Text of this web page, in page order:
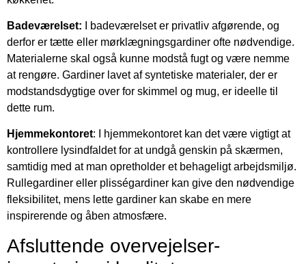
Badeværelset: I badeværelset er privatliv afgørende, og
derfor er tætte eller mørklægningsgardiner ofte nødvendige.
Materialerne skal også kunne modstå fugt og være nemme
at rengøre. Gardiner lavet af syntetiske materialer, der er
modstandsdygtige over for skimmel og mug, er ideelle til
dette rum.
Hjemmekontoret: I hjemmekontoret kan det være vigtigt at
kontrollere lysindfaldet for at undgå genskin på skærmen,
samtidig med at man opretholder et behageligt arbejdsmiljø.
Rullegardiner eller plisségardiner kan give den nødvendige
fleksibilitet, mens lette gardiner kan skabe en mere
inspirerende og åben atmosfære.
Afsluttende overvejelser-